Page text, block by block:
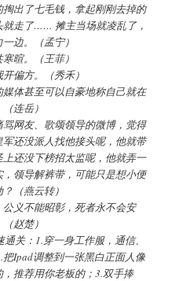
出了七毛钱，拿起刚刚去掉的
就走了…… 摊主当场就凌乱了，
边。（孟宁）
暄。（王菲）
偏方。（秀禾）
体甚至可以自豪地称自己就在
连岳）
网友、歌颂领导的微博，觉得
还没派人找他接头呢，他就带
还没下榜招太监呢，他就弄一
领导解裤带，可能只是想小便
（燕云转）
义不能昭彰，死者永不会安
赵楚）
关：1.穿一身工作服，通信、
Ipad调整到一张黑白正面人像
推荐用你老板的；3.双手捧